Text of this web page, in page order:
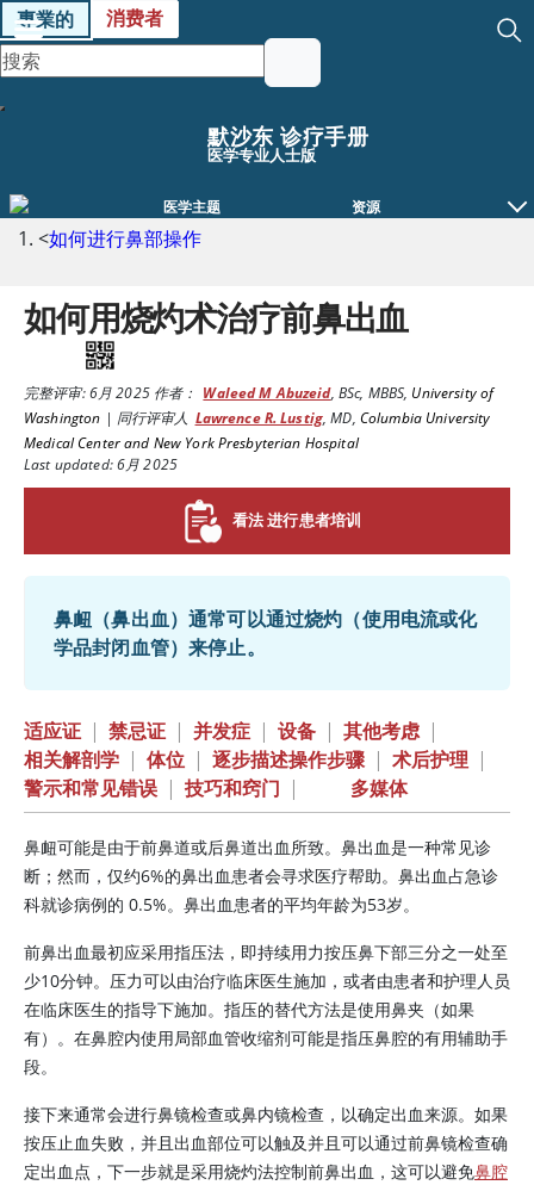
專業的 消费者
默沙东 诊疗手册
医学专业人士版
医学主题 资源
<如何进行鼻部操作
如何用烧灼术治疗前鼻出血
完整评审:6月 2025作者： Waleed M Abuzeid, BSc, MBBS, University of
Washington | 同行评审人 Lawrence R. Lustig,MD, Columbia University
Medical Center and New York Presbyterian Hospital
Last updated: 6月 2025
看法 进行患者培训
鼻衄（鼻出血）通常可以通过烧灼（使用电流或化
学品封闭血管）来停止。
适应证 | 禁忌证 | 并发症 | 设备 | 其他考虑 |
相关解剖学 | 体位 | 逐步描述操作步骤 | 术后护理 |
警示和常见错误 | 技巧和窍门 | 多媒体
鼻衄可能是由于前鼻道或后鼻道出血所致。鼻出血是一种常见诊
断；然而，仅约6%的鼻出血患者会寻求医疗帮助。鼻出血占急诊
科就诊病例的 0.5%。鼻出血患者的平均年龄为53岁。
前鼻出血最初应采用指压法，即持续用力按压鼻下部三分之一处至
少10分钟。压力可以由治疗临床医生施加，或者由患者和护理人员
在临床医生的指导下施加。指压的替代方法是使用鼻夹（如果
有）。在鼻腔内使用局部血管收缩剂可能是指压鼻腔的有用辅助手
段。
接下来通常会进行鼻镜检查或鼻内镜检查，以确定出血来源。如果
按压止血失败，并且出血部位可以触及并且可以通过前鼻镜检查确
定出血点，下一步就是采用烧灼法控制前鼻出血，这可以避免鼻腔